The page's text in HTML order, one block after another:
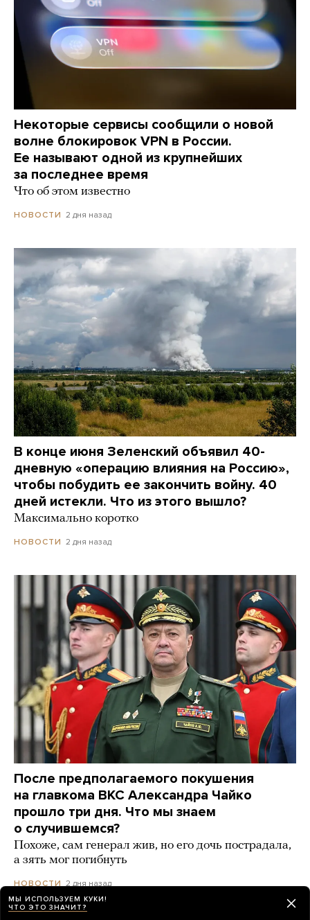
Некоторые сервисы сообщили о новой
волне блокировок VPN в России.
Ее называют одной из крупнейших
за последнее время
Что об этом известно
НОВОСТИ 2 дня назад
В конце июня Зеленский объявил 40-
дневную «операцию влияния на Россию»,
чтобы побудить ее закончить войну. 40
дней истекли. Что из этого вышло?
Максимально коротко
НОВОСТИ 2 дня назад
После предполагаемого покушения
на главкома ВКС Александра Чайко
прошло три дня. Что мы знаем
о случившемся?
Похоже, сам генерал жив, но его дочь пострадала,
а зять мог погибнуть
НОВОСТИ 2 дня назад
МЫ ИСПОЛЬЗУЕМ КУКИ!
ЧТО ЭТО ЗНАЧИТ?